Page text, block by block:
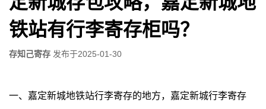
铁站有行李寄存柜吗？
存知己寄存 发布于2025-01-30
一、嘉定新城地铁站行李寄存的地方，嘉定新城行李寄存